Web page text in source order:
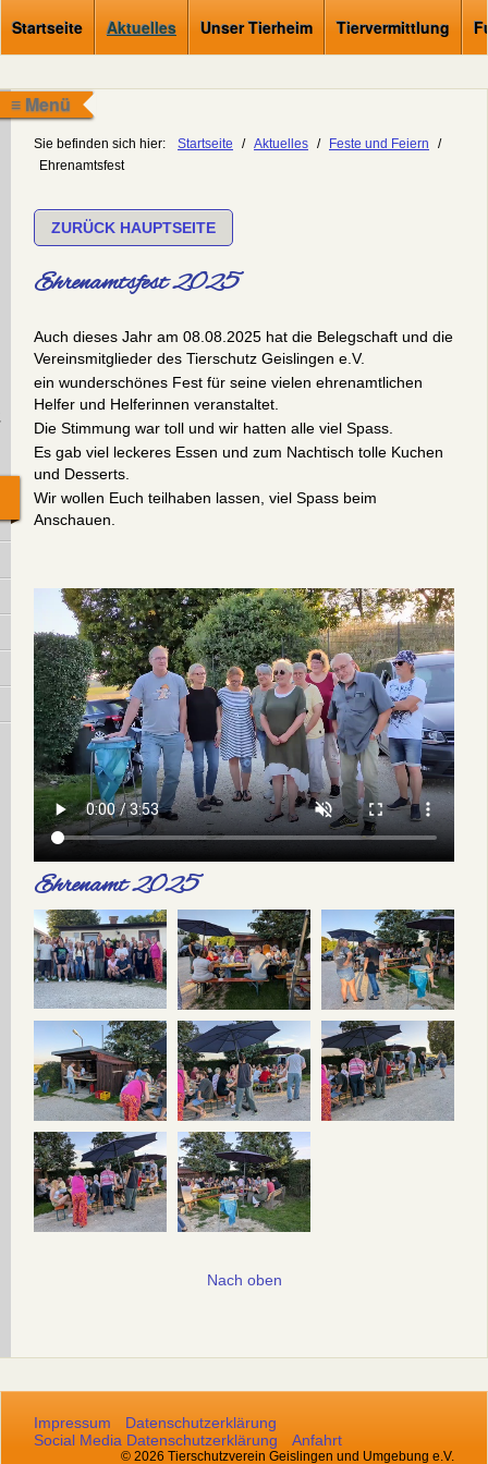
Startseite Aktuelles Unser Tierheim Tiervermittlung
≡ Menü
Sie befinden sich hier: Startseite / Aktuelles / Feste und Feiern
/
Ehrenamtsfest
ZURÜCK HAUPTSEITE
Ehrenamtsfest 2025
Auch dieses Jahr am 08.08.2025 hat die Belegschaft und die
Vereinsmitglieder des Tierschutz Geislingen e.V.
ein wunderschönes Fest für seine vielen ehrenamtlichen
Helfer und Helferinnen veranstaltet.
Die Stimmung war toll und wir hatten alle viel Spass.
Es gab viel leckeres Essen und zum Nachtisch tolle Kuchen
und Desserts.
Wir wollen Euch teilhaben lassen, viel Spass beim
Anschauen.
Ehrenamt 2025
Nach oben
Impressum
Datenschutzerklärung
Social Media Datenschutzerklärung
Anfahrt
© 2026 Tierschutzverein Geislingen und Umgebung e.V.